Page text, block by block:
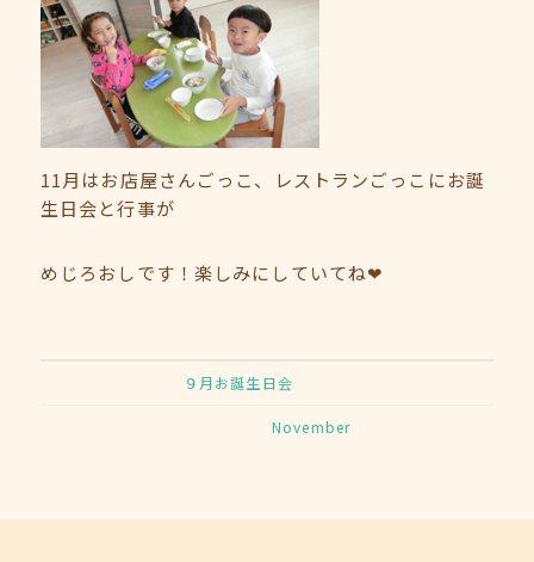
11月はお店屋さんごっこ、レストランごっこにお誕
生日会と行事が
めじろおしです！楽しみにしていてね❤
９月お誕生日会
November